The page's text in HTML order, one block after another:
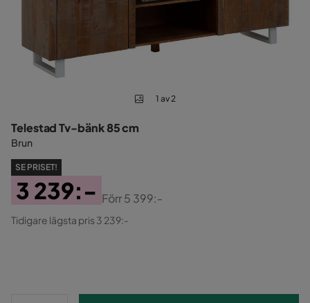
1 av 2
Telestad Tv-bänk 85 cm
Brun
SE PRISET!
Pris
3 239:-
Original
Förr5 399:-
Tidigare lägsta pris 3 239:-